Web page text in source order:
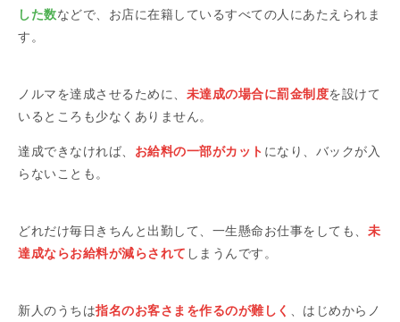
した数などで、お店に在籍しているすべての人にあたえられま
す。
ノルマを達成させるために、 未達成の場合に罰金制度を設けて
いるところも少なくありません。
達成できなければ、 お給料の一部がカット になり、バックが入
らないことも。
どれだけ毎日きちんと出勤して、一生懸命お仕事をしても、 未
達成ならお給料が減らされて しまうんです。
新人のうちは指名のお客さまを作るのが難しく 、はじめからノ